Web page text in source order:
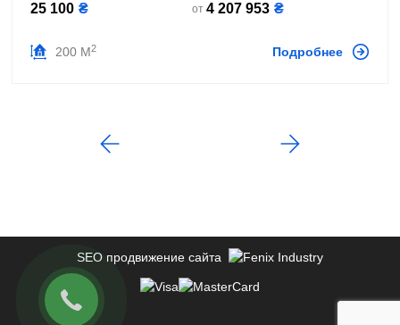
25 100 ₴
от 4 207 953 ₴
200 М2 Подробнее
SEO продвижение сайта